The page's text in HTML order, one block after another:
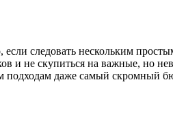
следовать нескольким
и не скупиться на важные, но
даже самый скромный